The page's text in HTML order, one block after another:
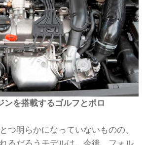
ンを搭載するゴルフとポロ
つ明らかになっていないものの、